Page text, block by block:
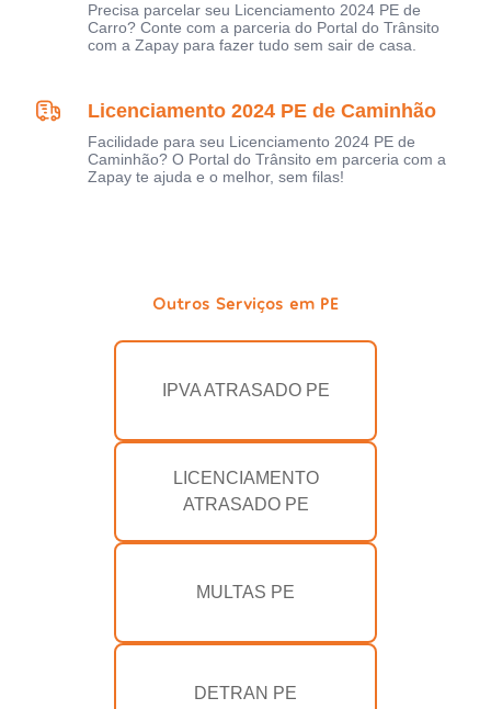
Precisa parcelar seu Licenciamento 2024 PE de
Carro? Conte com a parceria do Portal do Trânsito
com a Zapay para fazer tudo sem sair de casa.
Licenciamento 2024 PE de Caminhão
Facilidade para seu Licenciamento 2024 PE de
Caminhão? O Portal do Trânsito em parceria com a
Zapay te ajuda e o melhor, sem filas!
Outros Serviços em PE
IPVA ATRASADO PE
LICENCIAMENTO
ATRASADO PE
MULTAS PE
DETRAN PE